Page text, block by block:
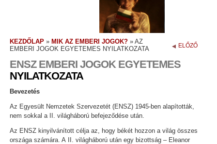
KEZDŐLAP » MIK AZ EMBERI JOGOK? » AZ
EMBERI JOGOK EGYETEMES NYILATKOZATA
ELŐZŐ
ENSZ EMBERI JOGOK EGYETEMES
NYILATKOZATA
Bevezetés
Az Egyesült Nemzetek Szervezetét (ENSZ) 1945-ben alapították,
nem sokkal a II. világháború befejeződése után.
Az ENSZ kinyilvánított célja az, hogy békét hozzon a világ összes
országa számára. A II. világháború után egy bizottság – Eleanor